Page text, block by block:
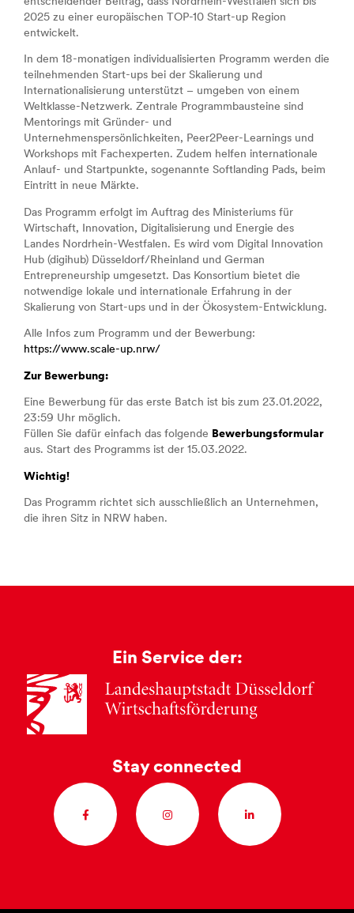
2025 zu einer europäischen TOP-10 Start-up Region
entwickelt.
In dem 18-monatigen individualisierten Programm werden die
teilnehmenden Start-ups bei der Skalierung und
Internationalisierung unterstützt – umgeben von einem
Weltklasse-Netzwerk. Zentrale Programmbausteine sind
Mentorings mit Gründer- und
Unternehmenspersönlichkeiten, Peer2Peer-Learnings und
Workshops mit Fachexperten. Zudem helfen internationale
Anlauf- und Startpunkte, sogenannte Softlanding Pads, beim
Eintritt in neue Märkte.
Das Programm erfolgt im Auftrag des Ministeriums für
Wirtschaft, Innovation, Digitalisierung und Energie des
Landes Nordrhein-Westfalen. Es wird vom Digital Innovation
Hub (digihub) Düsseldorf/Rheinland und German
Entrepreneurship umgesetzt. Das Konsortium bietet die
notwendige lokale und internationale Erfahrung in der
Skalierung von Start-ups und in der Ökosystem-Entwicklung.
Alle Infos zum Programm und der Bewerbung:
https://www.scale-up.nrw/
Zur Bewerbung:
Eine Bewerbung für das erste Batch ist bis zum 23.01.2022,
23:59 Uhr möglich.
Füllen Sie dafür einfach das folgende
Bewerbungsformular
aus. Start des Programms ist der 15.03.2022.
Wichtig!
Das Programm richtet sich ausschließlich an Unternehmen,
die ihren Sitz in NRW haben.
Ein Service der:
Stay connected